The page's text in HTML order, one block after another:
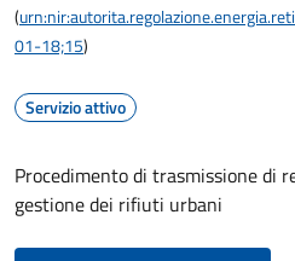
(
01-18;15)
Servizio attivo
Procedimento di trasmissione di
gestione dei rifiuti urbani